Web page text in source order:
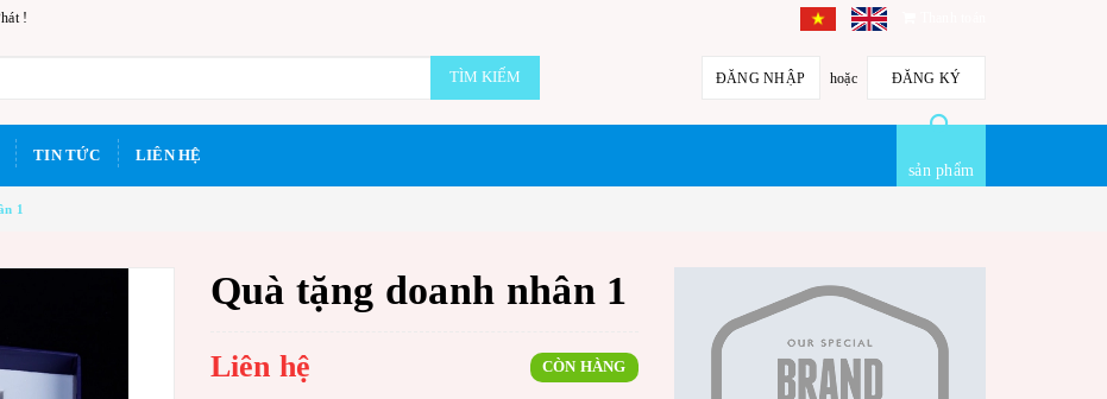
!
TÌM KIẾM ĐĂNG NHẬP hoặc ĐĂNG KÝ
TIN TỨC
LIÊN HỆ
sản phẩm
1
Quà tặng doanh nhân 1
Liên hệ CÒN HÀNG